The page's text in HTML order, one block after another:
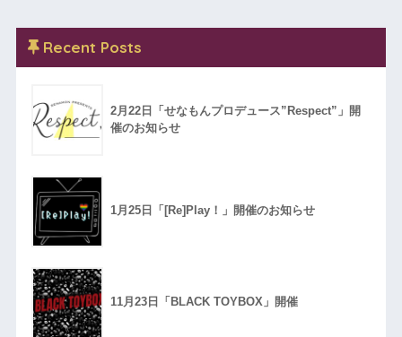
Recent Posts
2月22日「せなもんプロデュース”Respect”」開
催のお知らせ
1月25日「[Re]Play！」開催のお知らせ
11月23日「BLACK TOYBOX」開催